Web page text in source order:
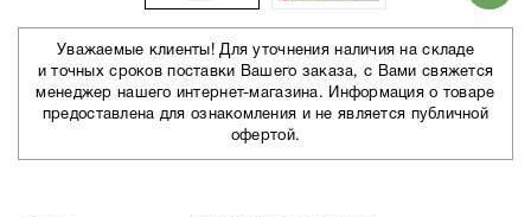
Уважаемые клиенты! Для уточнения наличия на складе
и точных сроков поставки Вашего заказа, с Вами свяжется
менеджер нашего интернет-магазина. Информация о товаре
предоставлена для ознакомления и не является публичной
офертой.